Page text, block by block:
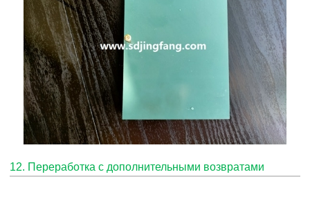
12. Переработка с дополнительными возвратами